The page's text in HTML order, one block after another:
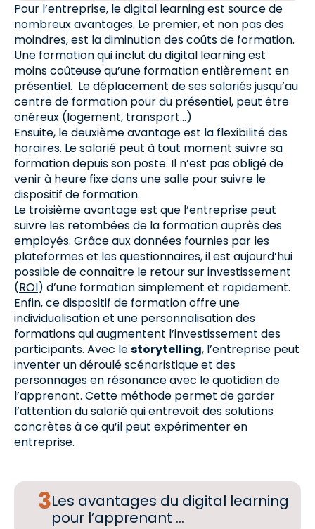
Pour l’entreprise, le digital learning est source de
nombreux avantages. Le premier, et non pas des
moindres, est la diminution des coûts de formation.
Une formation qui inclut du digital learning est
moins coûteuse qu’une formation entièrement en
présentiel. Le déplacement de ses salariés jusqu’au
centre de formation pour du présentiel, peut être
onéreux (logement, transport…)
Ensuite, le deuxième avantage est la flexibilité des
horaires. Le salarié peut à tout moment suivre sa
formation depuis son poste. Il n’est pas obligé de
venir à heure fixe dans une salle pour suivre le
dispositif de formation.
Le troisième avantage est que l’entreprise peut
suivre les retombées de la formation auprès des
employés. Grâce aux données fournies par les
plateformes et les questionnaires, il est aujourd’hui
possible de connaître le retour sur investissement
(ROI) d’une formation simplement et rapidement.
Enfin, ce dispositif de formation offre une
individualisation et une personnalisation des
formations qui augmentent l’investissement des
participants. Avec lestorytelling, l’entreprise peut
inventer un déroulé scénaristique et des
personnages en résonance avec le quotidien de
l’apprenant. Cette méthode permet de garder
l’attention du salarié qui entrevoit des solutions
concrètes à ce qu’il peut expérimenter en
entreprise.
Les avantages du digital learning
pour l’apprenant …